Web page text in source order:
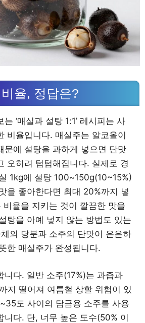
율, 정답은?
‘매실과 설탕 1:1’ 레시피는 사
비율입니다. 매실주는 알코올이
문에 설탕을 과하게 넣으면 단맛
오히려 텁텁해집니다. 실제로 경
1kg에 설탕 100~150g(10~15%)
을 좋아한다면 최대 20%까지 넣
비율을 지키는 것이 깔끔한 맛을
탕을 아예 넣지 않는 방법도 있는
의 당분과 소주의 단맛이 은은하
한 매실주가 완성됩니다.
니다. 일반 소주(17%)는 과즙과
지 떨어져 여름철 상할 위험이 있
도 사이의 담금용 소주를 사용
니다. 단, 너무 높은 도수(50% 이